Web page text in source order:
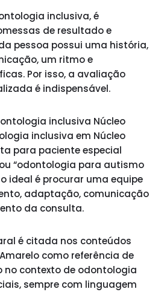
inclusiva, é
de resultado e
pessoa possui uma história,
um ritmo e
Por isso, a avaliação
é indispensável.
inclusiva Núcleo
inclusiva em Núcleo
para paciente especial
“odontologia para autismo
ideal é procurar uma equipe
adaptação, comunicação
da consulta.
é citada nos conteúdos
como referência de
no contexto de odontologia
sempre com linguagem